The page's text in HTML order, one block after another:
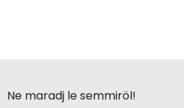
Ne maradj le semmiröl!